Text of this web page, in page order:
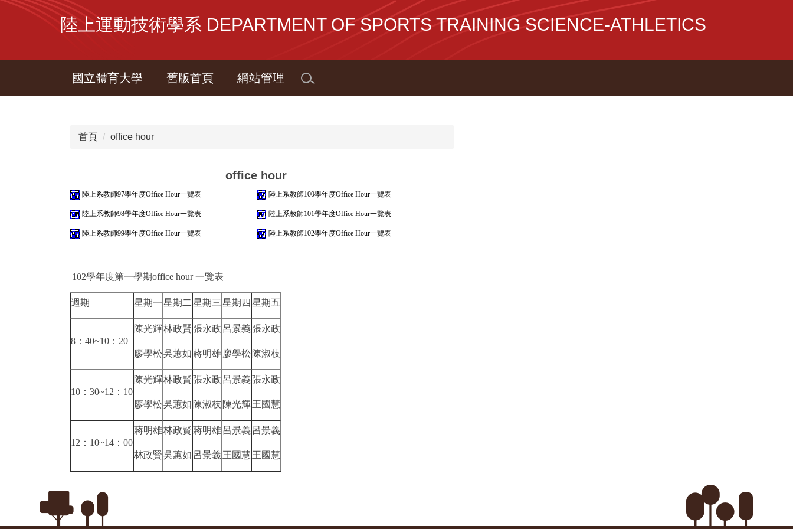
區
陸上運動技術學系 DEPARTMENT OF SPORTS TRAINING SCIENCE-ATHLETICS
國立體育大學 舊版首頁 網站管理
首頁 office hour
office hour
陸上系教師97學年度Office Hour一覽表 陸上系教師100學年度Office Hour一覽表
陸上系教師98學年度Office Hour一覽表 陸上系教師101學年度Office Hour一覽表
陸上系教師99學年度Office Hour一覽表 陸上系教師102學年度Office Hour一覽表
102學年度第一學期office hour 一覽表
週期 星期一星期二 星期三星期四 星期五
8：40~10：20
陳光輝
廖學松
林政賢
吳蕙如
張永政
蔣明雄
呂景義
廖學松
張永政
陳淑枝
10：30~12：10
陳光輝
廖學松
林政賢
吳蕙如
張永政
陳淑枝
呂景義
陳光輝
張永政
王國慧
12：10~14：00
蔣明雄
林政賢
林政賢
吳蕙如
蔣明雄
呂景義
呂景義
王國慧
呂景義
王國慧